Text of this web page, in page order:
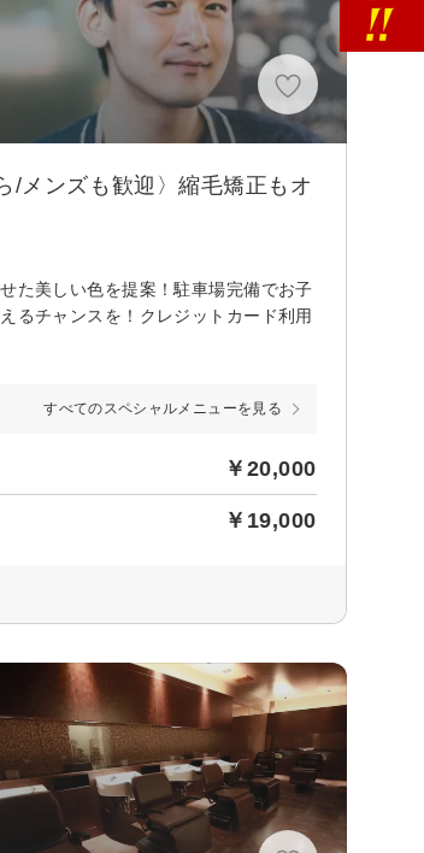
/メンズも歓迎〉縮毛矯正もオ
た美しい色を提案！駐車場完備でお子
るチャンスを！クレジットカード利用
すべてのスペシャルメニューを見る
￥20,000
￥19,000